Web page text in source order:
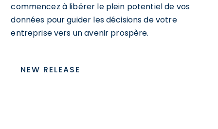
commencez à libérer le plein potentiel de vos
données pour guider les décisions de votre
entreprise vers un avenir prospère.
NEW RELEASE